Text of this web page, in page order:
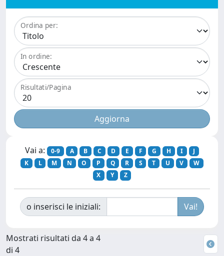
Ordina per:
In ordine:
Risultati/Pagina
Vai a: 0-9 A B C D E F G H I
J
K
L M N O P Q R S T U V
W
X
Y Z
o inserisci le iniziali:
Mostrati risultati da 4 a 4
di 4